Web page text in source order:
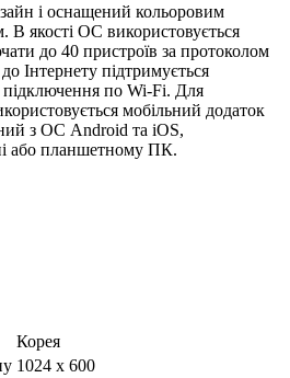
і оснащений кольоровим
якості ОС використовується
до 40 пристроїв за протоколом
Інтернету підтримується
підключення по Wi-Fi. Для
мобільний додаток
з ОС Android та iOS,
або планшетному ПК.
Корея
1024 x 600